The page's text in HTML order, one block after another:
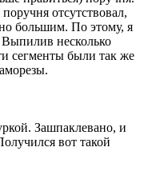
отсутствовал,
большим. По этому, я
Выпилив несколько
сегменты были так же
Зашпаклевано, и
вот такой